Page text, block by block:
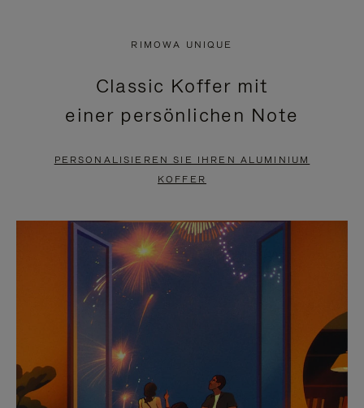
PAUSIERT,
BITTE
DRÜCKEN
ANZUHALTEN
KLICKEN
SIE
ZUM
AUFHEBEN
STUMMSCHALTUNG
RIMOWA UNIQUE
Classic Koffer mit
einer persönlichen Note
PERSONALISIEREN SIE IHREN ALUMINIUM
KOFFER